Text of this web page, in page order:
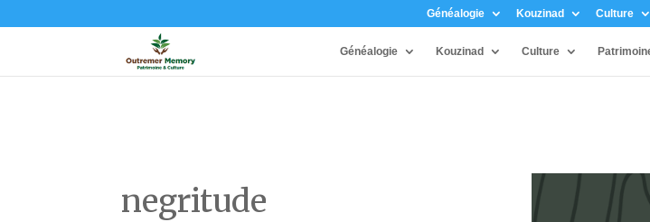
Généalogie Kouzinad Culture
Généalogie Kouzinad Culture
negritude